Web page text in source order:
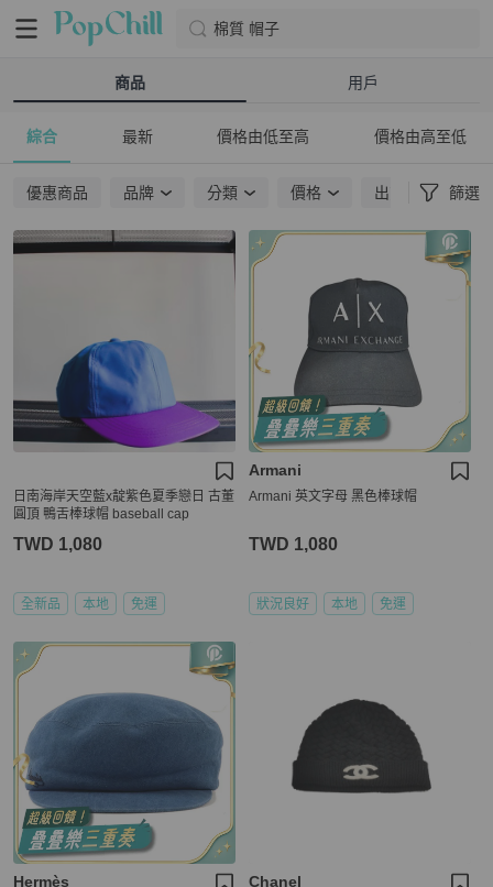
棉質 帽子
商品 用戶
綜合 最新 價格由低至高 價格由高至低
優惠商品 品牌 分類 價格 出貨地點 篩選
日南海岸天空藍x靛紫色夏季戀日 古董
圓頂 鴨舌棒球帽 baseball cap
TWD 1,080
全新品 本地 免運
Armani
Armani 英文字母 黑色棒球帽
TWD 1,080
狀況良好 本地 免運
Hermès Chanel